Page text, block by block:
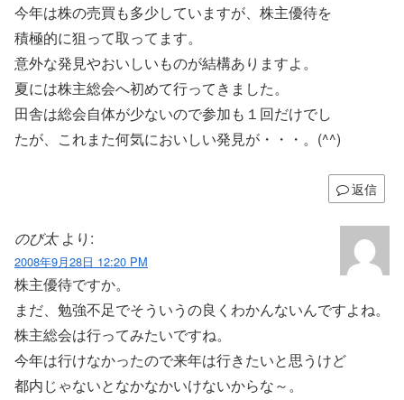
今年は株の売買も多少していますが、株主優待を
積極的に狙って取ってます。
意外な発見やおいしいものが結構ありますよ。
夏には株主総会へ初めて行ってきました。
田舎は総会自体が少ないので参加も１回だけでし
たが、これまた何気においしい発見が・・・。(^^)
返信
のび太 より:
2008年9月28日 12:20 PM
株主優待ですか。
まだ、勉強不足でそういうの良くわかんないんですよね。
株主総会は行ってみたいですね。
今年は行けなかったので来年は行きたいと思うけど
都内じゃないとなかなかいけないからな～。